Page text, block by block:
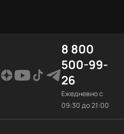
8 800
500-99-
26
Ежедневно с
09:30 до 21:00